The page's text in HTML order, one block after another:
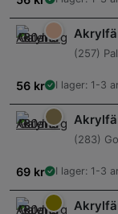
(257)
56 kr I lager: 1-3
(283)
69 kr I lager: 1-3